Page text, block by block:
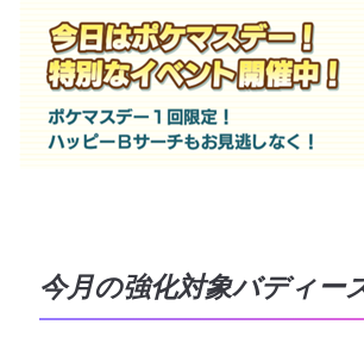
今月の強化対象バディー